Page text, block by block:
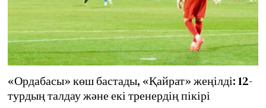
«Ордабасы» көш бастады, «Қайрат» жеңілді: 12-
турдың талдау және екі тренердің пікірі